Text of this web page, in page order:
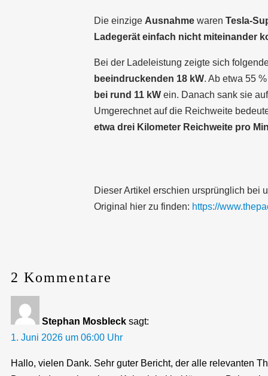
Die einzige Ausnahmewaren Tesla-
Ladegerät einfach nicht miteinander
Bei der Ladeleistung zeigte sich
beeindruckenden 18 kW. Ab etwa 55
bei rund 11 kWein. Danach sank sie
Umgerechnet auf die Reichweite
etwa drei Kilometer Reichweite pro
Dieser Artikel erschien ursprünglich bei
Original hier zu finden: https://
2 Kommentare
Stephan Mosbleck sagt:
1. Juni 2026 um 06:00 Uhr
Hallo, vielen Dank. Sehr guter Bericht, der alle relevanten